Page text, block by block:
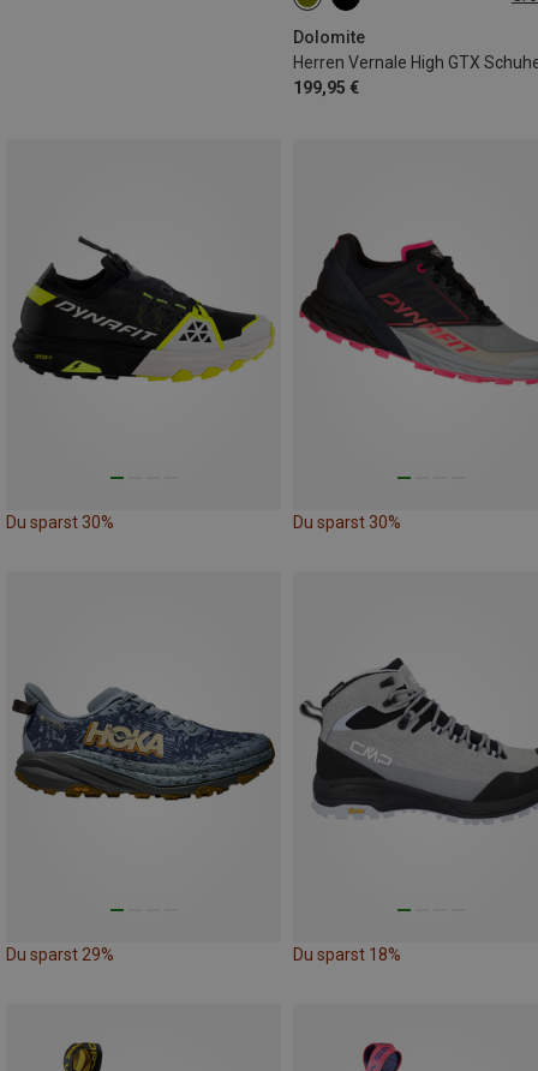
Dolomite
Herren Vernale High GTX
199,95 €
Du sparst 30% Du sparst 30%
Du sparst 29% Du sparst 18%